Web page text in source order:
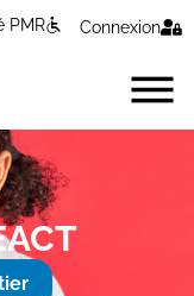
PMR Connexion